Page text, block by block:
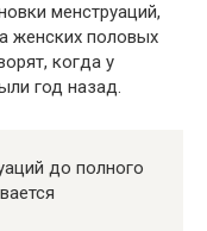
менструаций,
женских половых
когда у
год назад.
до полного